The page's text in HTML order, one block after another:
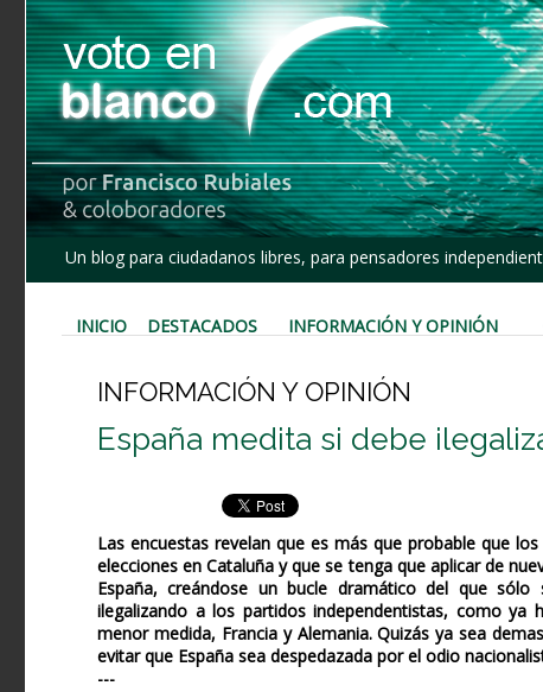
Un blog para ciudadanos libres, para pensadores
INICIO DESTACADOS INFORMACIÓN Y OPINIÓN
INFORMACIÓN Y OPINIÓN
España medita si debe
Las encuestas revelan que es más que probable que
elecciones en Cataluña y que se tenga que aplicar de
España, creándose un bucle dramático del que
ilegalizando a los partidos independentistas, como
menor medida, Francia y Alemania. Quizás ya sea
evitar que España sea despedazada por el odio
---